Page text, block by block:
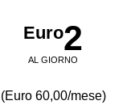
Euro2
AL GIORNO
(Euro 60,00/mese)